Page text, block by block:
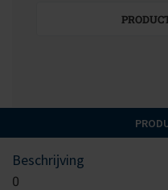
Beschrijving
0